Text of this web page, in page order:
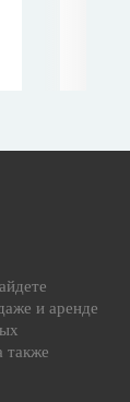
и аренде
также